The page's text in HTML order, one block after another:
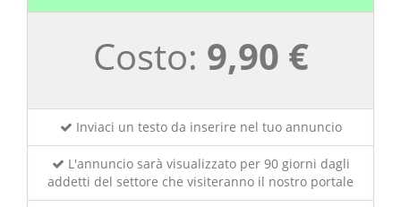
Costo: 9,90 €
Inviaci un testo da inserire nel tuo annuncio
L'annuncio sarà visualizzato per 90 giorni dagli
addetti del settore che visiteranno il nostro portale